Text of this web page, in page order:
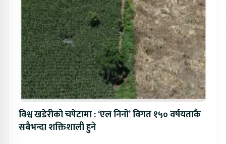
विश्व खडेरीको चपेटामा : ‘एल निनो’ विगत १५० वर्षयताकै
सबैभन्दा शक्तिशाली हुने